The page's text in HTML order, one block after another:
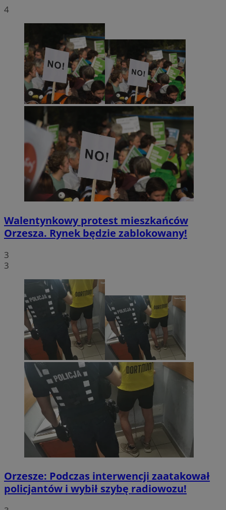
4
Walentynkowy protest mieszkańców
Orzesza. Rynek będzie zablokowany!
3
3
Orzesze: Podczas interwencji zaatakował
policjantów i wybił szybę radiowozu!